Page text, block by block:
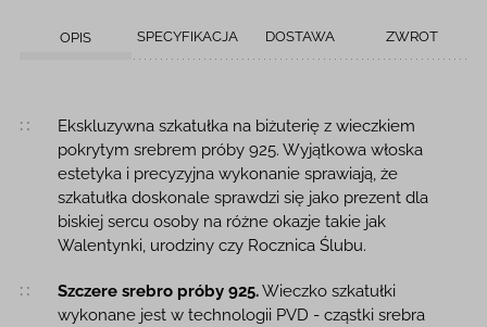
OPIS SPECYFIKACJA DOSTAWA ZWROT
Opis produktu
Ekskluzywna szkatułka na biżuterię z wieczkiem
pokrytym srebrem próby 925. Wyjątkowa włoska
estetyka i precyzyjna wykonanie sprawiają, że
szkatułka doskonale sprawdzi się jako prezent dla
biskiej sercu osoby na różne okazje takie jak
Walentynki, urodziny czy Rocznica Ślubu.
Szczere srebro próby 925.Wieczko szkatułki
wykonane jest w technologii PVD - cząstki srebra